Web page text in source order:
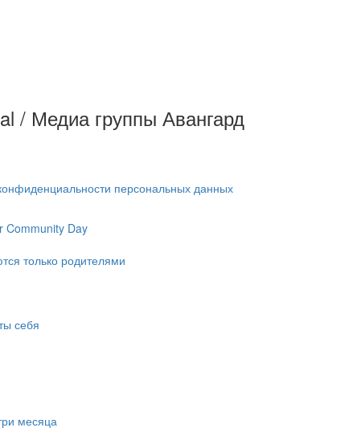
/ Медиа группы Авангард
персональных данных
Community Day
только родителями
себя
месяца